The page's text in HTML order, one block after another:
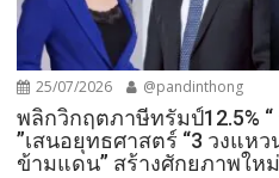
25/07/2026 @pandinthong
พลิกวิกฤตภาษีทรัมป์12.5%
”เสนอยุทธศาสตร์ “3 วงแห
ข้ามแดน” สร้างศักยภาพให